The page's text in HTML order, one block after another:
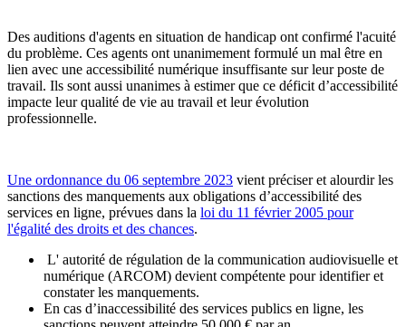
Des auditions d'agents en situation de handicap ont confirmé l'acuité
du problème. Ces agents ont unanimement formulé un mal être en
lien avec une accessibilité numérique insuffisante sur leur poste de
travail. Ils sont aussi unanimes à estimer que ce déficit d’accessibilité
impacte leur qualité de vie au travail et leur évolution
professionnelle.
Une ordonnance du 06 septembre 2023 vient préciser et alourdir les
sanctions des manquements aux obligations d’accessibilité des
services en ligne, prévues dans la loi du 11 février 2005 pour
l'égalité des droits et des chances.
L' autorité de régulation de la communication audiovisuelle et
numérique (ARCOM) devient compétente pour identifier et
constater les manquements.
En cas d’inaccessibilité des services publics en ligne, les